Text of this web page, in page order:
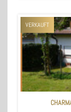
VERKAUFT